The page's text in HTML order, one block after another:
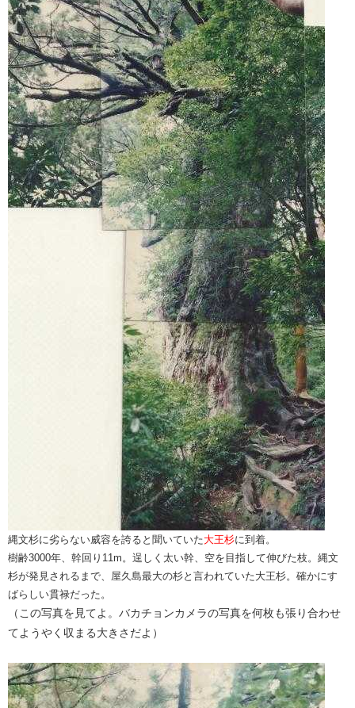
縄文杉に劣らない威容を誇ると聞いていた大王杉に到着。
樹齢3000年、幹回り11m。逞しく太い幹、空を目指して伸びた枝。縄文
杉が発見されるまで、屋久島最大の杉と言われていた大王杉。確かにす
ばらしい貫禄だった。
（この写真を見てよ。バカチョンカメラの写真を何枚も張り合わせ
てようやく収まる大きさだよ）